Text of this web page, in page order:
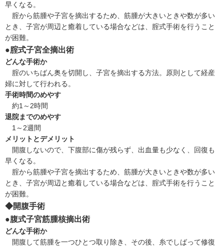
早くなる。
腟から筋腫や子宮を摘出するため、筋腫が大きいときや数が多い
とき、子宮が周辺と癒着している場合などは、腟式手術を行うこと
が困難。
●腟式子宮全摘出術
どんな手術か
腟のいちばん奥を切開し、子宮を摘出する方法。原則として経産
婦に対して行われる。
手術時間のめやす
約1～2時間
退院までのめやす
1～2週間
メリットとデメリット
開腹しないので、下腹部に傷が残らず、出血量も少なく、回復も
早くなる。
腟から筋腫や子宮を摘出するため、筋腫が大きいときや数が多い
とき、子宮が周辺と癒着している場合などは、腟式手術を行うこと
が困難。
◆開腹手術
●腹式子宮筋腫核摘出術
どんな手術か
開腹して筋腫を一つひとつ取り除き、その後、糸でしばって修復